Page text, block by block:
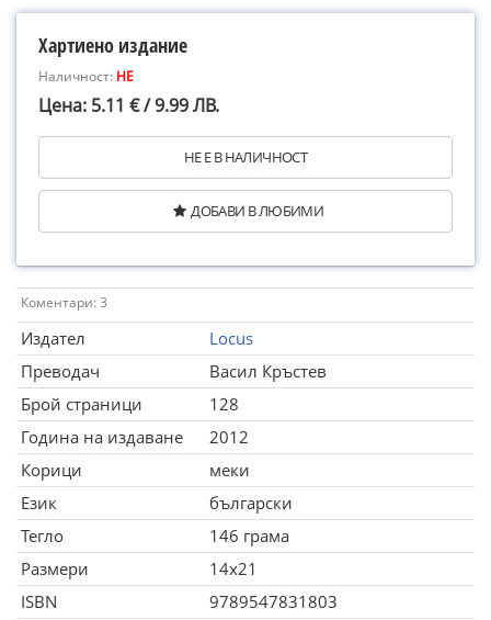
Хартиено издание
Наличност: НЕ
Цена: 5.11 € / 9.99 ЛВ.
НЕ Е В НАЛИЧНОСТ
ДОБАВИ В ЛЮБИМИ
Коментари: 3
Издател
Locus
Преводач
Васил Кръстев
Брой страници
128
Година на издаване
2012
Корици
меки
Език
български
Тегло
146 грама
Размери
14x21
ISBN
9789547831803